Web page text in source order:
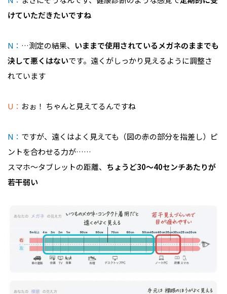
けていただきたいですね
N： …測定の結果、 いままで使用されているメガネのままでも
決して悪くはないです。遠くがしっかり見えるように調整さ
れています
U： おぉ！ ちゃんと見えてるんですね
N： ですが、遠くはよく見えても（図の赤の部分を指差し）ピ
ントを合わせる力が……
スマホ〜タブレットの距離、 ちょうど30〜40センチあたりが
若干弱い